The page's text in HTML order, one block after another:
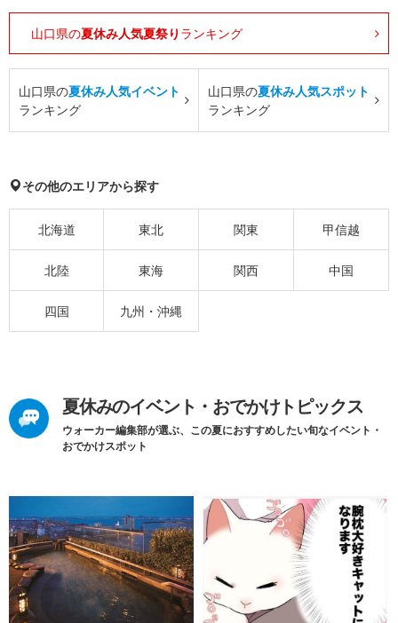
山口県の夏休み人気夏祭り ランキング
山口県の夏休み人気イベント
ランキング
山口県の夏休み人気スポット
ランキング
その他のエリアから探す
北海道 東北 関東 甲信越
北陸 東海 関西 中国
四国 九州・沖縄
夏休みのイベント・おでかけトピックス
ウォーカー編集部が選ぶ、この夏におすすめしたい旬なイベント・
おでかけスポット